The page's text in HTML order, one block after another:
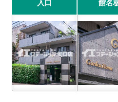
入口 館名